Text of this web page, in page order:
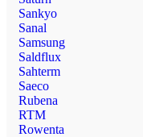
Sankyo
Sanal
Samsung
Saldflux
Sahterm
Saeco
Rubena
RTM
Rowenta